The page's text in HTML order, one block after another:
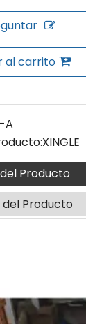
al carrito
A
XINGLE
Producto
Producto